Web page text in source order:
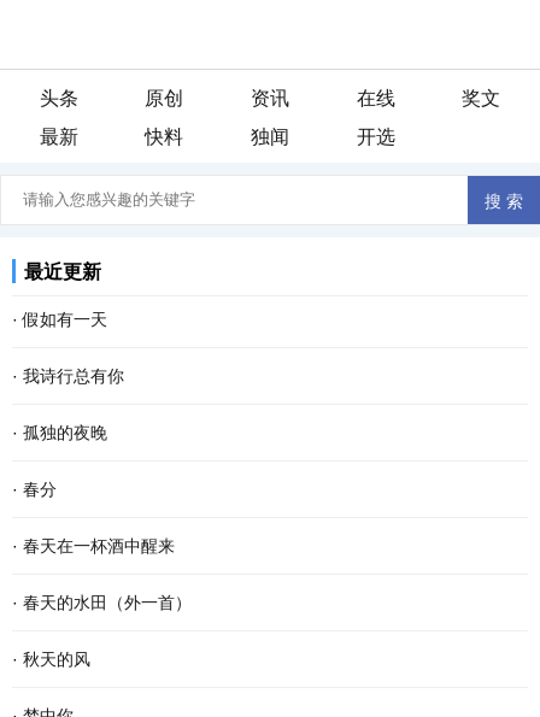
头条 原创 资讯 在线
奖文
最新
快料 独闻 开选
最近更新
·假如有一天
假如有一天， 我变成了一阵风， 我会轻柔的吹过游子的脸庞， 像母
亲般抚慰他漂泊的心灵。 假如有一天， 我变成了一场雨， 我会尽情
的浇灌久旱的粮田， 让干涸的良苗尽情享受绵绵...
· 我诗行总有你
还是喜欢清晨醒来 品一首诗读出相遇 倾听你那温暖的呼吸 我的文字
带孤独治愈 是否将你旋入相思的诗章 读出缺爱的默契 寻找从云端酝
酿已久相惜 生命中那人，会不会把我弄丢？ 这...
· 孤独的夜晚
这个夜晚我又孤独了 从没想过 会离幸福这么遥远 当我疲惫不堪时 站
在皎洁的月亮下 被风呛得咳嗽了数声 遥远的 我仿佛看见了 依稀中你
久违的笑容 这个夜晚好像有了 记忆里的流浪...
· 春分
春分 一位季节的仙子 拽着暖暖的春风 蓬勃着生命的气息 撒一路芬芳
款款地走来 春风敲醒冰封的泥土 苏醒了沉睡的种子 一种力量在酥软
的泥土里萌动 一个希望在春光里勃发 萌发生长...
· 春天在一杯酒中醒来
杯斟满，等一场空 静。漏水的时间 放养一池蛙鸣 征途，在爹的目光
里 安慰，娘的一声叹息 青花在杯里 扶起那个弹琴的人 风在弦上，等
雪落故道 如果仰望是一次突围 咽不下的那滴泪...
· 春天的水田（外一首）
春天的水田里， 禾苗怀抱农夫的希望，孕育夏日的稻香； 柳条喜欢伸
· 秋天的风